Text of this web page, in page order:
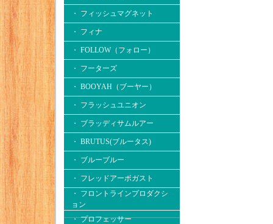
・ フィッシュマグネット
・ フィナ
・ FOLLOW（フォロー）
・ フーターズ
・ BOOYAH（ブーヤー）
・ フラッシュユニオン
・ ブラッディサムルアー
・ BRUTUS(ブルータス)
・ ブルーブルー
・ フレッドアーボガスト
・ フロントラインプロダクシ
ョン
・ プロフェッサー